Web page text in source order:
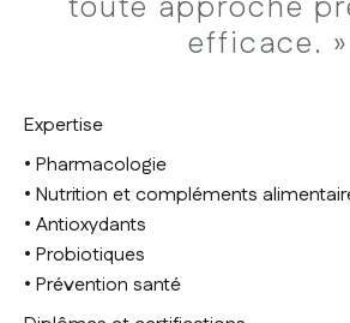
efficace. »
Expertise
• Pharmacologie
• Nutrition et compléments
• Antioxydants
• Probiotiques
• Prévention santé